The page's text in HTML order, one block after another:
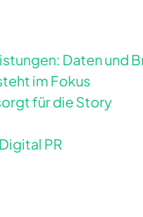
Daten und
im Fokus
für die Story
PR